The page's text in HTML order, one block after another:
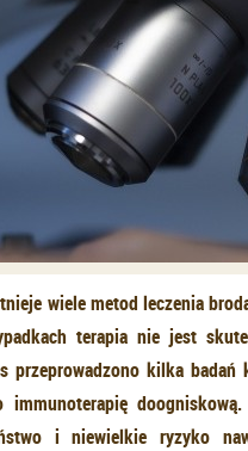
wiele metod leczenia
terapia nie jest
przeprowadzono kilka
immunoterapię
i niewielkie ryzyko